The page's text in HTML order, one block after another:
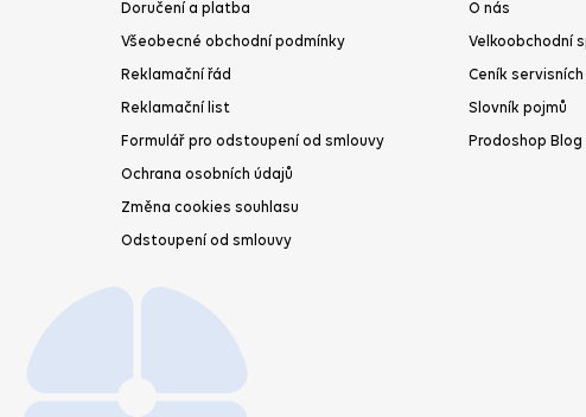
Vše o nákupu
Kontakt
Doručení a platba
Všeobecné obchodní podmínky
Reklamační list
Formulář pro odstoupení od smlouvy
Ochrana osobních údajů
Změna cookies souhlasu
Prodoshop.CZ